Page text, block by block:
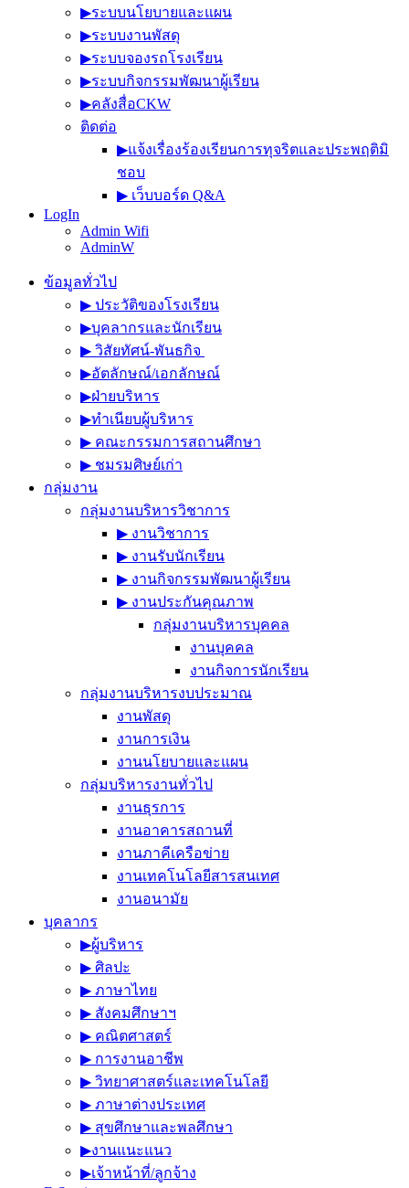
▶︎ระบบนโยบายและแผน
▶︎ระบบงานพัสดุ
▶︎ระบบจองรถโรงเรียน
▶︎ระบบกิจกรรมพัฒนาผู้เรียน
▶︎คลังสื่อCKW
ติดต่อ
▶︎แจ้งเรื่องร้องเรียนการทุจริตและประพฤติมิ
ชอบ
▶︎ เว็บบอร์ด Q&A
LogIn
Admin Wifi
AdminW
ข้อมูลทั่วไป
▶︎ ประวัติของโรงเรียน
▶︎บุคลากรและนักเรียน
▶︎ วิสัยทัศน์-พันธกิจ
▶︎อัตลักษณ์/เอกลักษณ์
▶︎ฝ่ายบริหาร
▶︎ทำเนียบผู้บริหาร
▶︎ คณะกรรมการสถานศึกษา
▶︎ ชมรมศิษย์เก่า
กลุ่มงาน
กลุ่มงานบริหารวิชาการ
▶︎ งานวิชาการ
▶︎ งานรับนักเรียน
▶︎ งานกิจกรรมพัฒนาผู้เรียน
▶︎ งานประกันคุณภาพ
กลุ่มงานบริหารบุคคล
งานบุคคล
งานกิจการนักเรียน
กลุ่มงานบริหารงบประมาณ
งานพัสดุ
งานการเงิน
งานนโยบายและแผน
กลุ่มบริหารงานทั่วไป
งานธุรการ
งานอาคารสถานที่
งานภาคีเครือข่าย
งานเทคโนโลยีสารสนเทศ
งานอนามัย
บุคลากร
▶︎ผู้บริหาร
▶︎ ศิลปะ
▶︎ ภาษาไทย
▶︎ สังคมศึกษาฯ
▶︎ คณิตศาสตร์
▶︎ การงานอาชีพ
▶︎ วิทยาศาสตร์และเทคโนโลยี
▶︎ ภาษาต่างประเทศ
▶︎ สุขศึกษาและพลศึกษา
▶︎งานแนะแนว
▶︎เจ้าหน้าที่/ลูกจ้าง